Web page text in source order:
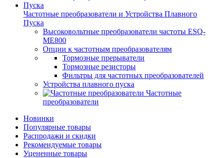
Частотные преобразователи и Устройства Плавного
Пуска
Высоковольтные преобразователи частоты ESQ-
ME800
Опции к частотным преобразователям
Тормозные прерыватели
Тормозные резисторы
Фильтры для частотных преобразователей
Устройства плавного пуска
Частотные
преобразователи
Новинки
Популярные товары
Распродажи и скидки
Рекомендуемые товары
Уцененные товары